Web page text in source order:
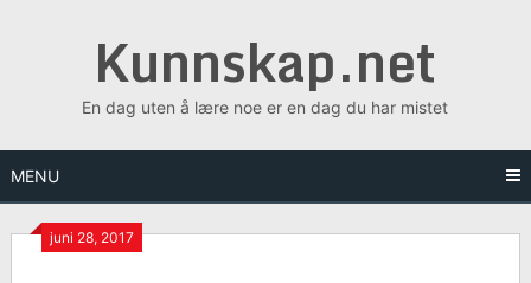
Kunnskap.net
En dag uten å lære noe er en dag du har mistet
MENU
juni 28, 2017